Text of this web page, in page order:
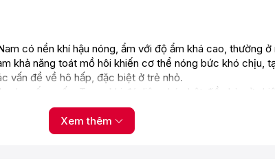
có nền khí hậu nóng, ẩm với độ ẩm khá cao, thường
khả năng toát mồ hôi khiến cơ thể nóng bức khó chịu,
vấn đề về hô hấp, đặc biệt ở trẻ nhỏ.
xuống cấp. Trong khi đó, liệu pháp bật điều hòa ở
nghệ Hybrid Cooling giúp kiểm soát độ ẩm ở mức 55-
Xem thêm